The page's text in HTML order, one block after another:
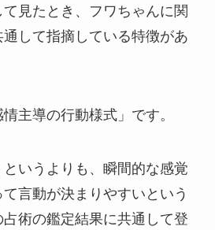
見たとき、フワちゃんに関
して指摘している特徴があ
主導の行動様式」です。
いうよりも、瞬間的な感覚
言動が決まりやすいという
術の鑑定結果に共通して登